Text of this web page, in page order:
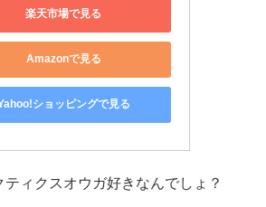
楽天市場で見る
Amazonで見る
ショッピングで見る
ィクスオウガ好きなんでしょ？